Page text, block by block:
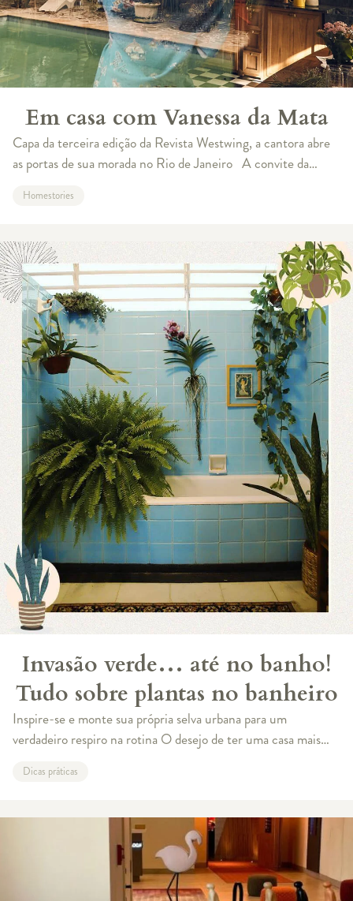
Em casa com Vanessa da Mata
Capa da terceira edição da Revista Westwing, a cantora abre
as portas de sua morada no Rio de Janeiro A convite da
da nossa revis
Homestories
Invasão verde… até no banho!
Tudo sobre plantas no banheiro
Inspire-se e monte sua própria selva urbana para um
verdadeiro respiro na rotina O desejo de ter uma casa mais
tempos só cresce. Entre
Dicas práticas